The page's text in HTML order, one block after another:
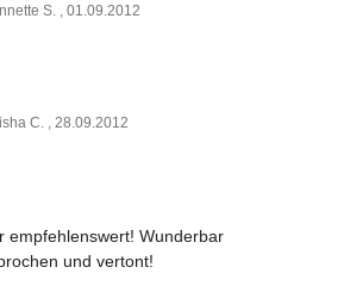
S. 01.09.2012
C. 28.09.2012
empfehlenswert! Wunderbar
und vertont!